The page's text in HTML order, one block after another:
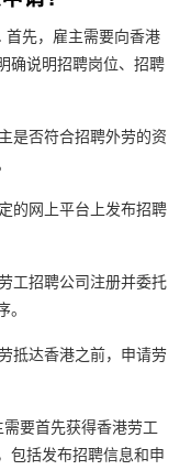
先，雇主需要向香港
确说明招聘岗位、招聘
是否符合招聘外劳的资
的网上平台上发布招聘
工招聘公司注册并委托
抵达香港之前，申请劳
要首先获得香港劳工
包括发布招聘信息和申